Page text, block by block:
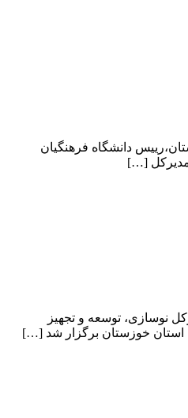
دانشگاه فرهنگیان
مدیرکل […]
نوسازی، توسعه و تجهیز
استان خوزستان برگزار شد […]